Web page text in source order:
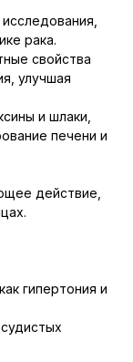
рака.
свойства
улучшая
и шлаки,
печени и
действие,
гипертония и